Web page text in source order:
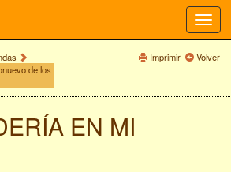
de los
Imprimir Volver
EN MI